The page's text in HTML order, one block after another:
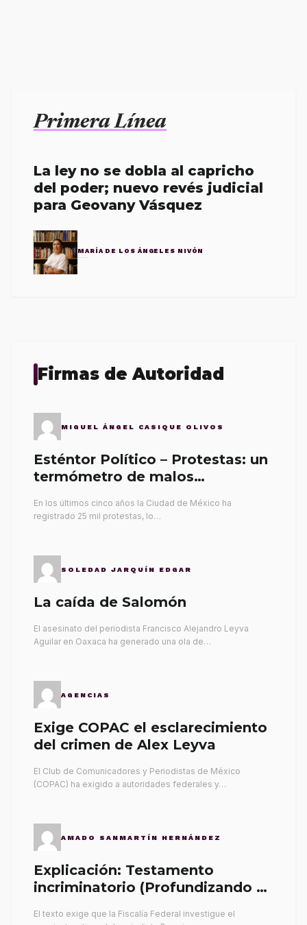
Primera Línea
La ley no se dobla al capricho
del poder; nuevo revés judicial
para Geovany Vásquez
MARÍA DE LOS ÁNGELES NIVÓN
Firmas de Autoridad
MIGUEL ÁNGEL CASIQUE OLIVOS
Esténtor Político – Protestas: un
termómetro de malos
En los últimos cinco años la Ciudad de México ha
registrado 25 mil protestas, lo…
SOLEDAD JARQUÍN EDGAR
La caída de Salomón
El asesinato del periodista Francisco Alejandro Leyva
Aguilar en Oaxaca ha generado una ola de…
AGENCIAS
Exige COPAC el esclarecimiento
del crimen de Alex Leyva
El Club de Comunicadores y Periodistas de México
(COPAC) ha exigido a autoridades federales y…
AMADO SANMARTÍN HERNÁNDEZ
Explicación: Testamento
incriminatorio (Profundizando su
El texto exige que la Fiscalía Federal investigue el